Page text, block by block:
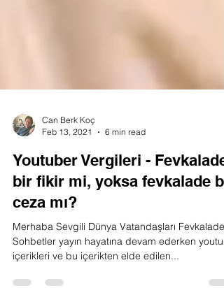
Feb 13, 2021
6 min read
Youtuber Vergileri - Fevkalade
bir fikir mi, yoksa fevkalade
ceza mı?
Merhaba Sevgili Dünya Vatandaşları Fevkalade
içerikleri ve bu içerikten elde edilen...